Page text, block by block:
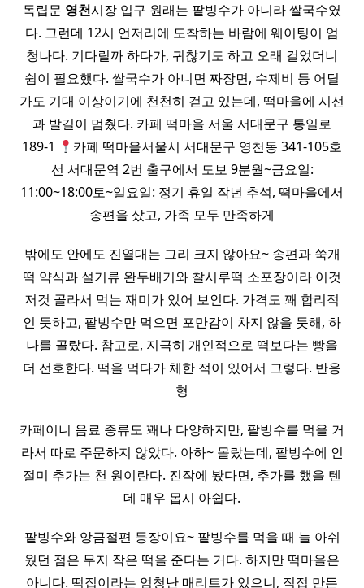
독립문 영천시장 입구 원래는 팥빙수가 아니라 쌀국수였
다. 그런데 12시 언저리에 도착하는 바람에 웨이팅이 엄
청나다. 기다릴까 하다가, 귀찮기도 하고 오래 걸었더니
쉼이 필요했다. 쌀국수가 아니면 짜장면, 수제비 등 어딜
가도 기대 이상이기에 천천히 걷고 있는데, 떡마을에 시선
과 발길이 멈췄다. 카페 떡마을 서울 서대문구 통일로
189-1
카페 떡마을서울시 서대문구 영천동 341-105호
선 서대문역 2번 출구에서 도보 9분월~금요일:
11:00~18:00토~일요일: 정기 휴일 작년 추석, 떡마을에서
송편을 샀고, 가족 모두 만족하게
밖에도 안에도 진열대는 그리 크지 않아요~ 송편과 쑥개
떡 약식과 설기류 완두배기와 찰시루떡 소포장이라 이것
저것 골라서 먹는 재미가 있어 보인다. 가격도 꽤 합리적
인 듯하고, 팥빙수만 먹으면 포만감이 차지 않을 듯해, 하
나를 골랐다. 참고로, 지극히 개인적으로 떡보다는 빵을
더 선호한다. 떡을 먹다가 체한 적이 있어서 그렇다. 반응
형
카페이니 음료 종류도 꽤나 다양하지만, 팥빙수를 먹을 거
라서 따로 주문하지 않았다. 아하~ 몰랐는데, 팥빙수에 인
절미 추가는 천 원이란다. 진작에 봤다면, 추가를 했을 텐
데 매우 몹시 아쉽다.
팥빙수와 앙금절편 등장이요~ 팥빙수를 먹을 때 늘 아쉬
웠던 점은 무지 작은 떡을 준다는 거다. 하지만 떡마을은
아니다. 떡집이라는 엄청난 매리트가 있으니, 직접 만든